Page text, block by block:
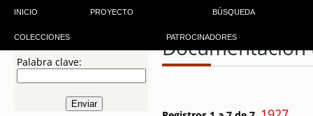
INICIO PROYECTO BÚSQUEDA
COLECCIONES PATROCINADORES
Palabra clave:
Documentación